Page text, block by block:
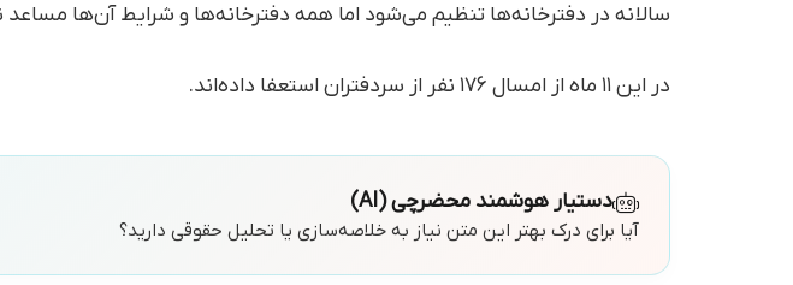
سالانه در دفترخانه‌ها تنظیم می‌شود اما همه دفترخانه‌ها و شرایط آن‌ها مساعد
در این ۱۱ ماه از امسال ۱۷۶ نفر از سردفتران استعفا داده‌اند.
دستیار هوشمند محضرچی (AI)
آیا برای درک بهتر این متن نیاز به خلاصه‌سازی یا تحلیل حقوقی دارید؟